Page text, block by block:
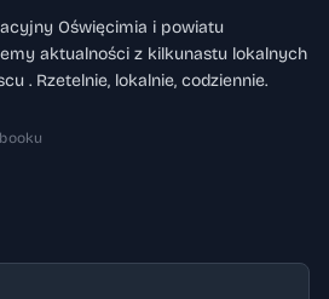
Oświęcimia i powiatu
aktualności z kilkunastu lokalnych
. Rzetelnie, lokalnie, codziennie.